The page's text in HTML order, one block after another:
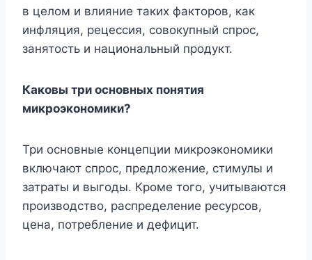
в целом и влияние таких факторов, как
инфляция, рецессия, совокупный спрос,
занятость и национальный продукт.
Каковы три основных понятия
микроэкономики?
Три основные концепции микроэкономики
включают спрос, предложение, стимулы и
затраты и выгоды. Кроме того, учитываются
производство, распределение ресурсов,
цена, потребление и дефицит.